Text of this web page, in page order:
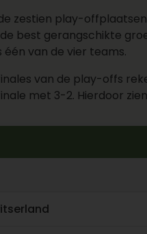
zestien play-
best gerangschikte
één van de vier teams.
van de play-offs
met 3-2. Hierdoor